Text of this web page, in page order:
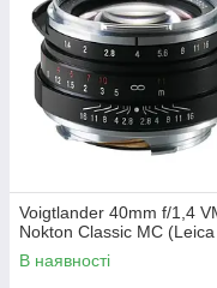
Voigtlander 40mm f/1,4
Nokton Classic MC
В наявності